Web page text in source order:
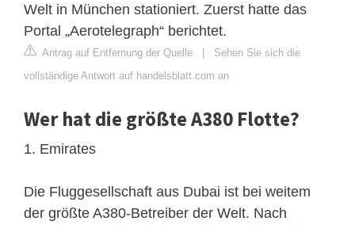
Welt in München stationiert. Zuerst hatte das
Portal „Aerotelegraph“ berichtet.
Antrag auf Entfernung der Quelle | Sehen Sie sich die
vollständige Antwort auf handelsblatt.com an
Wer hat die größte A380 Flotte?
1. Emirates
Die Fluggesellschaft aus Dubai ist bei weitem
der größte A380-Betreiber der Welt. Nach